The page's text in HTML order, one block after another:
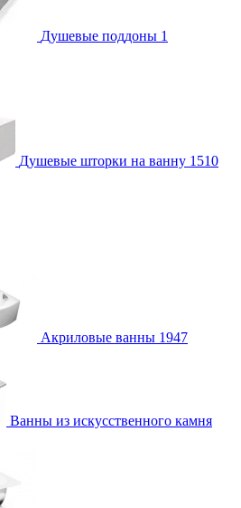
Душевые поддоны 1
Душевые шторки на ванну 1510
Акриловые ванны 1947
Ванны из искусственного камня